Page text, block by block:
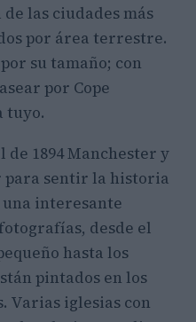
las ciudades más
por área terrestre.
su tamaño; con
por Cope
tuyo.
1894 Manchester y
para sentir la historia
una interesante
desde el
hasta los
pintados en los
Varias iglesias con